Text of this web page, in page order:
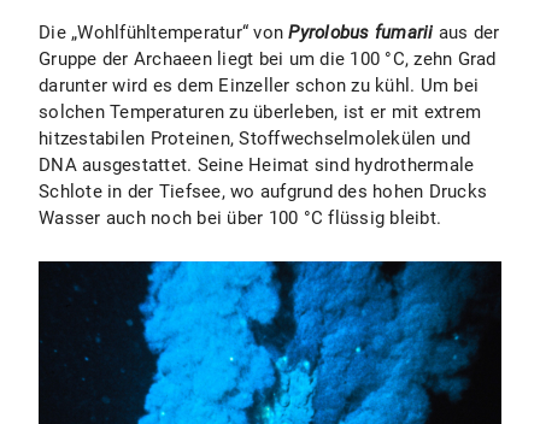
Die „Wohlfühltemperatur“ vonPyrolobus fumarii aus der
Gruppe der Archaeen liegt bei um die 100 °C, zehn Grad
darunter wird es dem Einzeller schon zu kühl. Um bei
solchen Temperaturen zu überleben, ist er mit extrem
hitzestabilen Proteinen, Stoffwechselmolekülen und
DNA ausgestattet. Seine Heimat sind hydrothermale
Schlote in der Tiefsee, wo aufgrund des hohen Drucks
Wasser auch noch bei über 100 °C flüssig bleibt.